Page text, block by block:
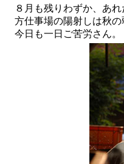
８月も残りわずか、あ
方仕事場の陽射しは秋
今日も一日ご苦労さん。